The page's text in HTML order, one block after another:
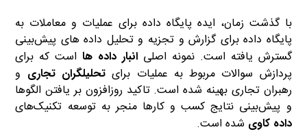
با گذشت زمان، ایده پایگاه داده برای عملیات و معاملات به
پایگاه داده برای گزارش و تجزیه و تحلیل داده های پیش‌بینی
گسترش یافته است. نمونه اصلی انبار داده هااست که برای
پردازش سوالات مربوط به عملیات برایتحلیلگران تجاری و
رهبران تجاری بهینه شده است. تاکید روزافزون بر یافتن الگوها
و پیش‌بینی نتایج کسب و کارها منجر به توسعه تکنیک‌های
داده کاوی شده است.